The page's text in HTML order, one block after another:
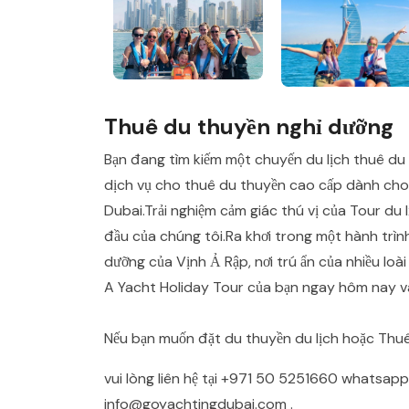
Thuê du thuyền nghỉ dưỡng
Bạn đang tìm kiếm một chuyến du lịch thuê
dịch vụ cho thuê du thuyền cao cấp dành
Dubai.Trải nghiệm cảm giác thú vị của Tour
đầu của chúng tôi.Ra khơi trong một hành
dưỡng của Vịnh Ả Rập, nơi trú ẩn của nhiều
A Yacht Holiday Tour của bạn ngay hôm nay
Nếu bạn muốn đặt du thuyền du lịch hoặc
vui lòng liên hệ tại +971 50 5251660
info@goyachtingdubai.com .